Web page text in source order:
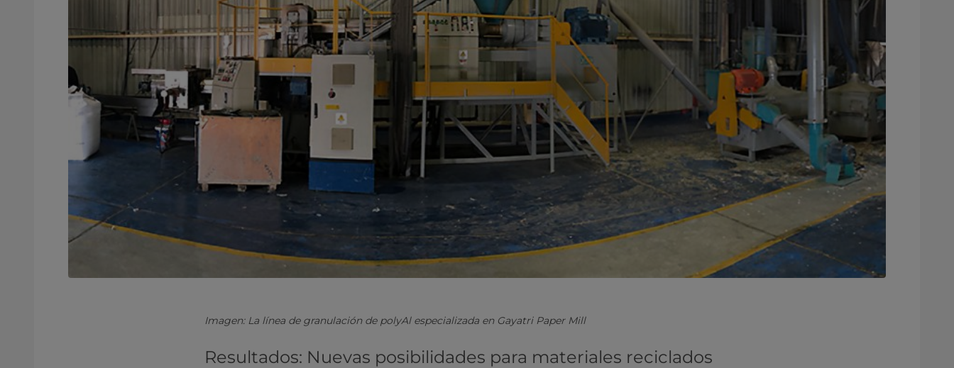
Imagen: La línea de granulación de polyAl especializada en Gayatri Paper Mill
Resultados: Nuevas posibilidades para materiales reciclados